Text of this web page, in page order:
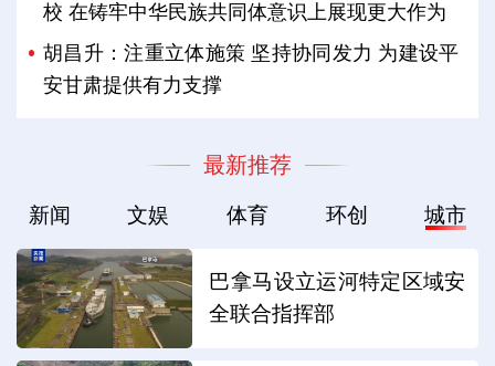
校 在铸牢中华民族共同体意识上展现更大作为
胡昌升：注重立体施策 坚持协同发力 为建设平
安甘肃提供有力支撑
最新推荐
新闻 文娱 体育 环创 城市
巴拿马设立运河特定区域安
全联合指挥部